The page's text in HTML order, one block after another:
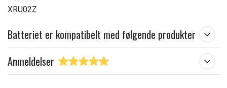
XRU02Z
Batteriet er kompatibelt med følgende produkter
Anmeldelser